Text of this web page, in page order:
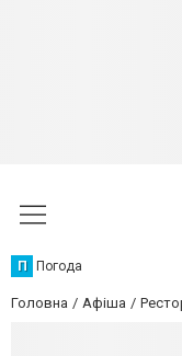
П Погода
Головна Афіша